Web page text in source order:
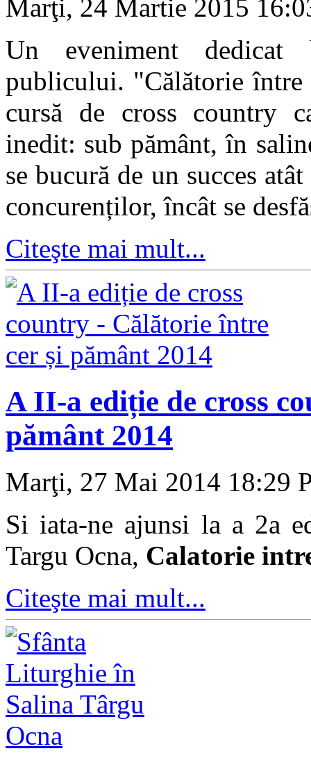
Marţi, 24 Martie 2015
Un eveniment
publicului. "Călătorie între
cursă de cross country
inedit: sub pământ, în
se bucură de un succes
concurenților, încât se
Citeşte mai mult...
A II-a ediție de cross
pământ 2014
Marţi, 27 Mai 2014 18:29
Si iata-ne ajunsi la a 2a
Targu Ocna, Calatorie
Citeşte mai mult...